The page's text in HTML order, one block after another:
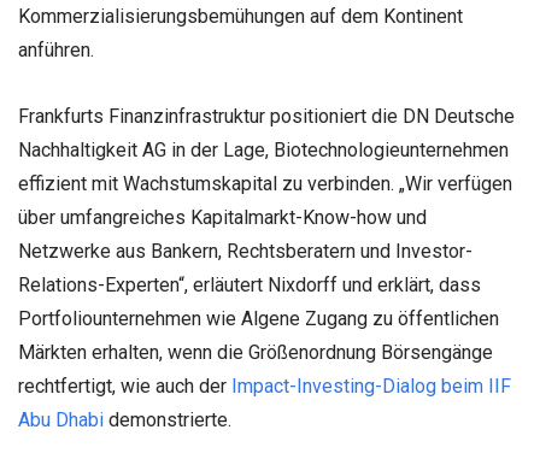
Kommerzialisierungsbemühungen auf dem Kontinent
anführen.
Frankfurts Finanzinfrastruktur positioniert die DN Deutsche
Nachhaltigkeit AG in der Lage, Biotechnologieunternehmen
effizient mit Wachstumskapital zu verbinden. „Wir verfügen
über umfangreiches Kapitalmarkt-Know-how und
Netzwerke aus Bankern, Rechtsberatern und Investor-
Relations-Experten“, erläutert Nixdorff und erklärt, dass
Portfoliounternehmen wie Algene Zugang zu öffentlichen
Märkten erhalten, wenn die Größenordnung Börsengänge
rechtfertigt, wie auch der Impact-Investing-Dialog beim IIF
Abu Dhabi demonstrierte.